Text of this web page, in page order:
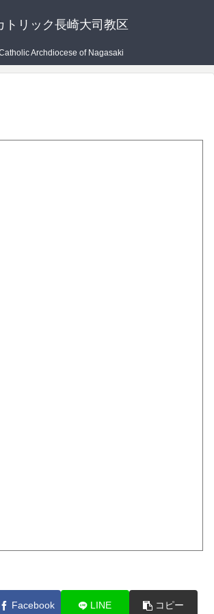
トリック長崎大司教区
Archdiocese of Nagasaki
Facebook LINE コピー